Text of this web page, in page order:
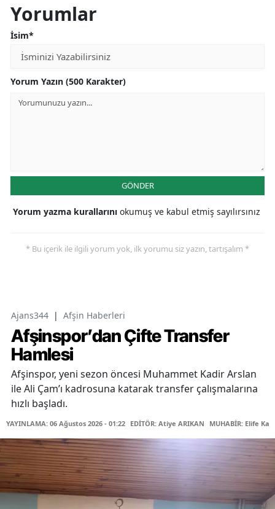
Yorumlar
İsim*
Yorum Yazın (500 Karakter)
GÖNDER
Yorum yazma kurallarını okumuş ve kabul etmiş sayılırsınız
* Bu içerik ile ilgili yorum yok, ilk yorumu siz yazın, tartışalım *
Ajans344 | Afşin Haberleri
Afşinspor’dan Çifte Transfer
Hamlesi
Afşinspor, yeni sezon öncesi Muhammet Kadir Arslan
ile Ali Çam’ı kadrosuna katarak transfer çalışmalarına
hızlı başladı.
YAYINLAMA: 06 Ağustos 2026 - 01:22 EDİTÖR: Atiye ARIKAN MUHABİR: Elife